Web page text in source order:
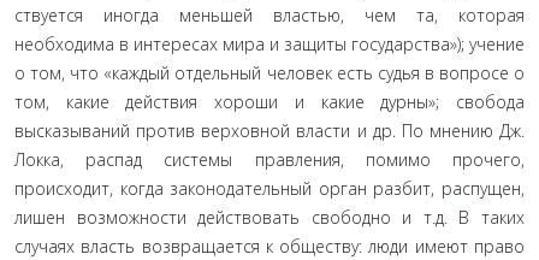
ствуется иногда меньшей властью, чем та, которая
необходима в интересах мира и защиты государства»); учение
о том, что «каждый отдельный человек есть судья в вопросе о
том, какие действия хороши и какие дурны»; свобода
высказываний про­тив верховной власти и др. По мнению Дж.
Локка, распад системы правления, помимо прочего,
происходит, когда за­конодательный орган разбит, распущен,
лишен возможности действовать свободно и т.д. В таких
случаях власть возвраща­ется к обществу: люди имеют право